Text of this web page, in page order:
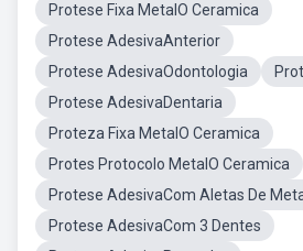
Protese Fixa MetalO Ceramica
Protese AdesivaAnterior
Protese AdesivaOdontologia
Protese AdesivaDentaria
Proteza Fixa MetalO Ceramica
Protes Protocolo MetalO Ceramica
Protese AdesivaCom Aletas De
Protese AdesivaCom 3 Dentes